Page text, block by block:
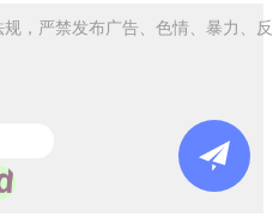
，严禁发布广告、色情、暴力、反